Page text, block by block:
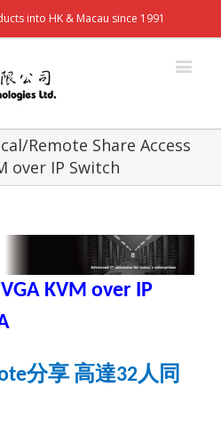
into HK & Macau since 1991
Remote Share Access
over IP Switch
KVM over IP
分享高達32人同